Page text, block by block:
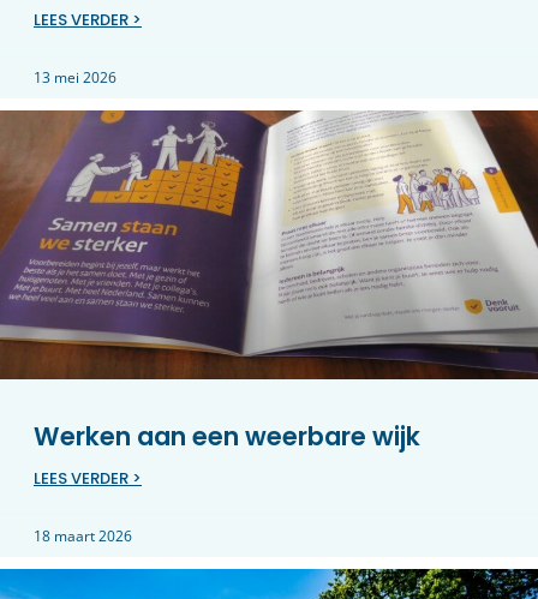
LEES VERDER >
13 mei 2026
Werken aan een weerbare wijk
LEES VERDER >
18 maart 2026